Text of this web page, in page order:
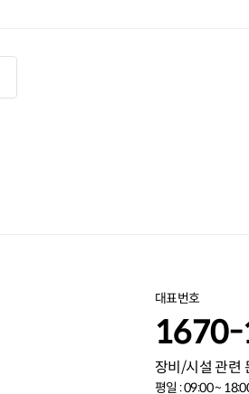
대표번호
장비/시설 관
평일 : 09:00 ~